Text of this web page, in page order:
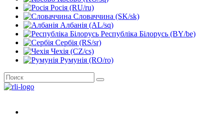
Росія (RU/ru)
Словаччина (SK/sk)
Албанія (AL/sq)
Республіка Білорусь (BY/be)
Сербія (RS/sr)
Чехія (CZ/cs)
Румунія (RO/ro)